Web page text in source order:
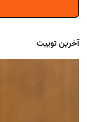
آخرین توییت